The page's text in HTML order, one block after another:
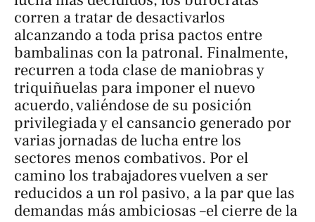
corren a tratar de desactivarlos
alcanzando a toda prisa pactos entre
bambalinas con la patronal. Finalmente,
recurren a toda clase de maniobras y
triquiñuelas para imponer el nuevo
acuerdo, valiéndose de su posición
privilegiada y el cansancio generado por
varias jornadas de lucha entre los
sectores menos combativos. Por el
camino los trabajadores vuelven a ser
reducidos a un rol pasivo, a la par que las
demandas más ambiciosas –el cierre de la